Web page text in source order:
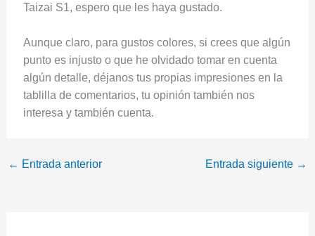
Taizai S1, espero que les haya gustado.
Aunque claro, para gustos colores, si crees que algún
punto es injusto o que he olvidado tomar en cuenta
algún detalle, déjanos tus propias impresiones en la
tablilla de comentarios, tu opinión también nos
interesa y también cuenta.
← Entrada anterior Entrada siguiente →